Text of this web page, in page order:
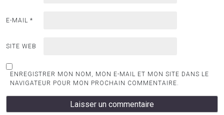
E-MAIL *
SITE WEB
ENREGISTRER MON NOM, MON E-MAIL ET MON SITE DANS LE
NAVIGATEUR POUR MON PROCHAIN COMMENTAIRE.